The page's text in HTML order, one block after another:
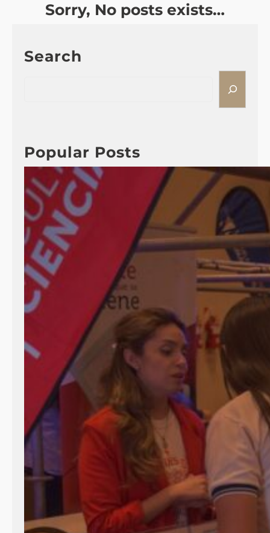
Sorry, No posts exists…
Search
h
Popular Posts